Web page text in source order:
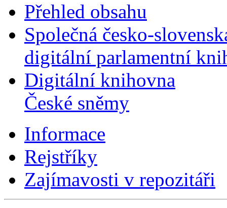
Přehled obsahu
Společná česko-
digitální parlamentní
Digitální knihovna
České sněmy
Informace
Rejstříky
Zajímavosti v repozitáři